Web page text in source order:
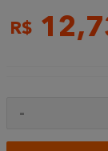
R$ 12,
-